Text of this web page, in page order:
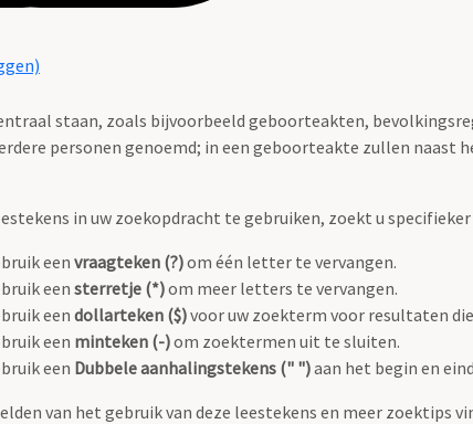
staan, zoals bijvoorbeeld geboorteakten,
personen genoemd; in een geboorteakte zullen naast
in uw zoekopdracht te gebruiken, zoekt u
eenvraagteken (?)om één letter te vervangen.
eensterretje (*)om meer letters te vervangen.
eendollarteken ($)voor uw zoekterm voor resultaten
een minteken (-)om zoektermen uit te sluiten.
een Dubbele aanhalingstekens (" ")aan het begin en
van het gebruik van deze leestekens en meer zoektips